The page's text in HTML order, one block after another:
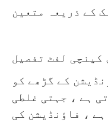
کے ذریعہ متعین
کے گڑھے کو
ہے ، جہتی غلطی
ہے ، فاؤنڈیشن کی